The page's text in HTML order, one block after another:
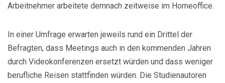
Arbeitnehmer arbeitete demnach zeitweise im Homeoffice.
In einer Umfrage erwarten jeweils rund ein Drittel der
Befragten, dass Meetings auch in den kommenden Jahren
durch Videokonferenzen ersetzt würden und dass weniger
berufliche Reisen stattfinden würden. Die Studienautoren